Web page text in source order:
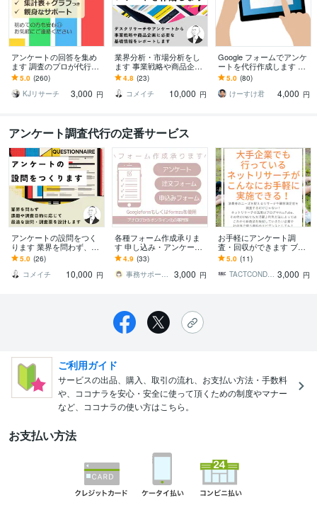
アンケートの回答を集め
ます 調査のプロが代行し
ます アンケート/ブログ記
事/商品・事業開発/卒論/プ
レスリリース
5.0 (260)
KJリサーチ
3,000 円
業界分析・市場分析をし
ます 事業戦略や商品企画
に必要な基礎情報をレポ
ートします
4.8 (23)
コメイチ
10,000 円
Google フォームでアンケ
ートを代行作成します ★
分かりやすい・見やすい
アンケートやセミナー申
込書として★
5.0 (80)
けーすけ君
4,000 円
アンケート調査代行の定番サービス
アンケートの設問をつく
ります 業界を問わず、課
題や目的に応じた調査票
をつくります
5.0 (26)
コメイチ
10,000 円
各種フォーム作成承りま
す 申し込み・アンケー
ト・注文受付、自動返信
も可能です。
4.9 (33)
事務サポートみつこさん
3,000 円
お手軽にアンケート調
査・回収ができます ブロ
グやYouTubeでも使えるア
ンケート調査いたしま
す！
5.0 (11)
TACTCONDUCTOR 3,000 円
ご利用ガイド
サービスの出品、購入、取引の流れ、お支払い方法・手数料
や、ココナラを安心・安全に使って頂くための制度やマナー
など、ココナラの使い方はこちら。
お支払い方法